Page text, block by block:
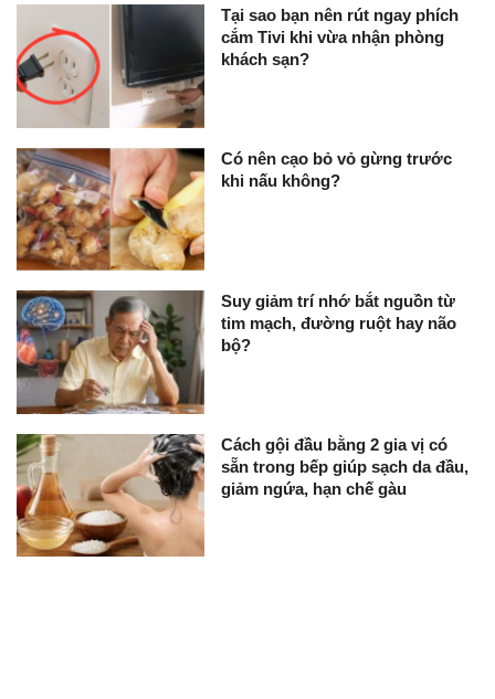
Tại sao bạn nên rút ngay phích
cắm Tivi khi vừa nhận phòng
khách sạn?
Có nên cạo bỏ vỏ gừng trước
khi nấu không?
Suy giảm trí nhớ bắt nguồn từ
tim mạch, đường ruột hay não
bộ?
Cách gội đầu bằng 2 gia vị có
sẵn trong bếp giúp sạch da đầu,
giảm ngứa, hạn chế gàu